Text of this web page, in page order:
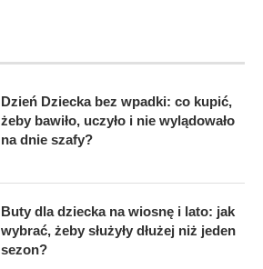
Dzień Dziecka bez wpadki: co kupić,
żeby bawiło, uczyło i nie wylądowało
na dnie szafy?
Buty dla dziecka na wiosnę i lato: jak
wybrać, żeby służyły dłużej niż jeden
sezon?